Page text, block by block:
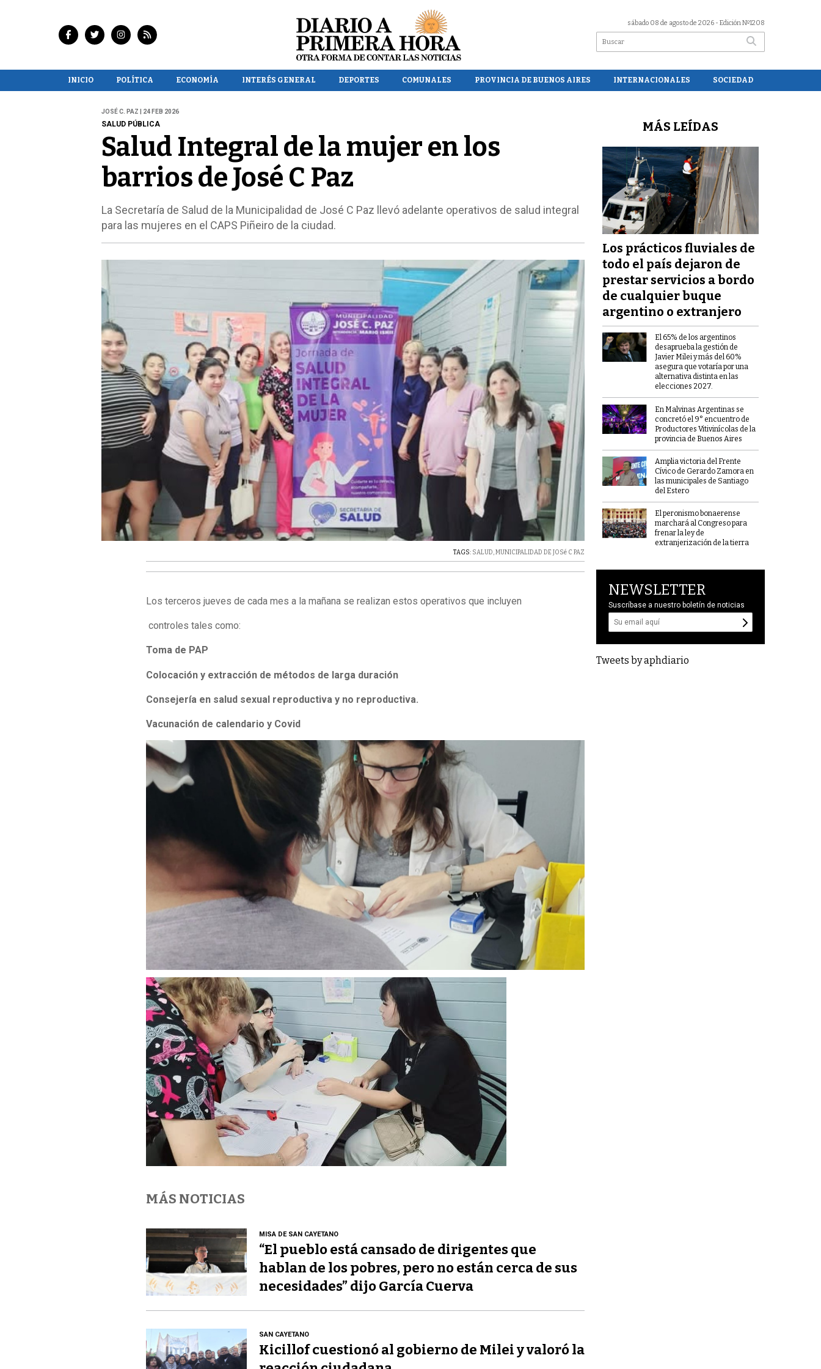
sábado 08 de agosto de 2026 - Edición Nº1208
INICIO POLÍTICA ECONOMÍA INTERÉS GENERAL DEPORTES COMUNALES PROVINCIA DE BUENOS AIRES INTERNACIONALES SOCIEDAD
JOSÉ C. PAZ | 24 FEB 2026
SALUD PÚBLICA
Salud Integral de la mujer en los
barrios de José C Paz
La Secretaría de Salud de la Municipalidad de José C Paz llevó adelante operativos de salud integral
para las mujeres en el CAPS Piñeiro de la ciudad.
TAGS: SALUD,MUNICIPALIDAD DE JOSé C PAZ
Los terceros jueves de cada mes a la mañana se realizan estos operativos que incluyen
controles tales como:
Toma de PAP
Colocación y extracción de métodos de larga duración
Consejería en salud sexual reproductiva y no reproductiva.
Vacunación de calendario y Covid
MÁS NOTICIAS
MISA DE SAN CAYETANO
“El pueblo está cansado de dirigentes que
hablan de los pobres, pero no están cerca de sus
necesidades” dijo García Cuerva
SAN CAYETANO
Kicillof cuestionó al gobierno de Milei y valoró la
MÁS LEÍDAS
Los prácticos fluviales de
todo el país dejaron de
prestar servicios a bordo
de cualquier buque
argentino o extranjero
El 65% de los argentinos
desaprueba la gestión de
Javier Milei y más del 60%
asegura que votaría por una
alternativa distinta en las
elecciones 2027.
En Malvinas Argentinas se
concretó el 9° encuentro de
Productores Vitivinícolas de la
provincia de Buenos Aires
Amplia victoria del Frente
Cívico de Gerardo Zamora en
las municipales de Santiago
del Estero
El peronismo bonaerense
marchará al Congreso para
frenar la ley de
extranjerización de la tierra
NEWSLETTER
Suscríbase a nuestro boletín de noticias
Tweets by aphdiario